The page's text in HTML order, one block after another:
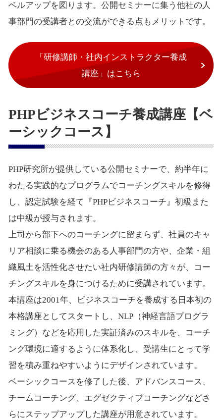
ベルアップを図ります。公開セミナーに集う他社の人
事部門の受講者との交流ができる点もメリットです。
「研修講師・社内インストラクター養成
講座」はこちら
PHPビジネスコーチ養成講座【ベ
ーシックコース】
PHP研究所が提供している公開セミナーで、約半年に
わたる実践的なプログラムでコーチングスキルを修得
し、認定試験を経て『PHPビジネスコーチ』初級また
は中級が授与されます。
上司から部下へのコーチングに留まらず、社員のキャ
リア相談に乗る機会のある人事部門の方や、企業・組
織風土を活性化させたい社内研修講師の方々が、コー
チングスキルを身につけるために受講されています。
本講座は2001年、ビジネスコーチを養成する日本初の
本格講座としてスタートし、NLP（神経言語プログラ
ミング）などを応用した実証済みのスキルを、コーチ
ング環境に適するように体系化し、受講生にとって学
習を積み重ねやすいようにデザインされています。
ベーシックコースを修了した後、アドバンスコース、
チームコーチング、エグゼクティブコーチングなどさ
らにステップアップした講座が用意されています。